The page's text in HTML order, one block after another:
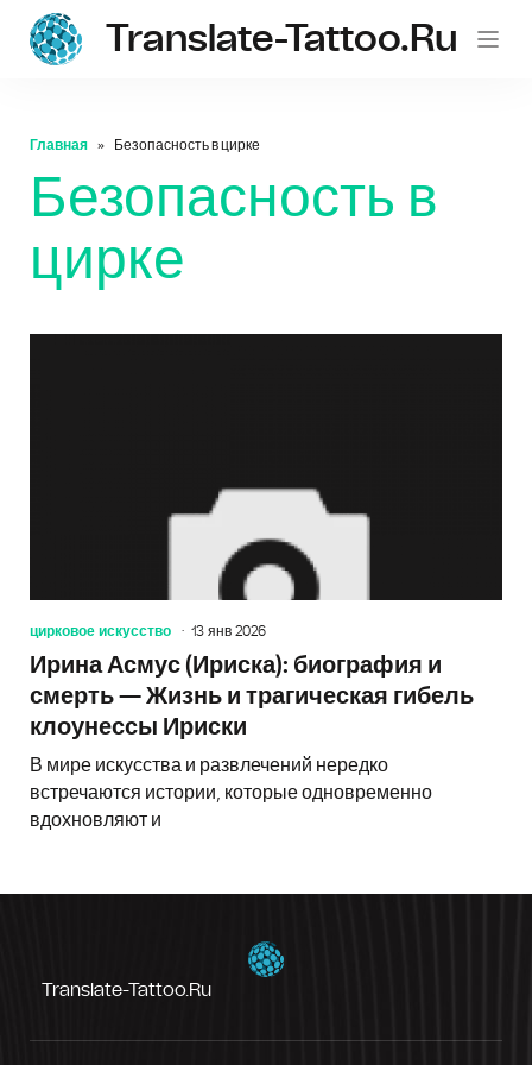
Translate-Tattoo.ru
Главная Безопасность в цирке
Безопасность в
цирке
цирковое искусство 13 янв 2026
Ирина Асмус (Ириска): биография и
смерть — Жизнь и трагическая гибель
клоунессы Ириски
В мире искусства и развлечений нередко
встречаются истории, которые одновременно
вдохновляют и
Translate-Tattoo.ru